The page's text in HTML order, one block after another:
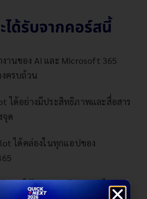
ด้รับจากคอร์สนี้
งานของ AI และ Microsoft 365
ครบถ้วน
ได้อย่างมีประสิทธิภาพและสื่อสาร
จุด
ได้คล่องในทุกแอปของ
าควรใช้ Copilot กับงานอะไร และ